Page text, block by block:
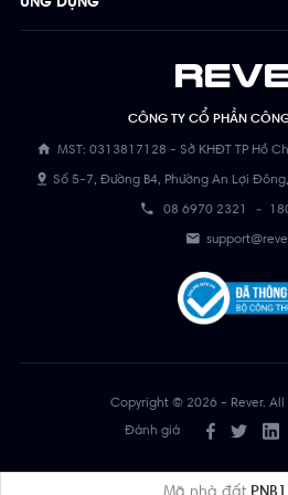
CÔNG TY CỔ PHẦN CÔNG
MST: 0313817128 - Sở KHĐT TP Hồ
Số 5-7, Đường B4, Phường An Lợi Đông,
08 6970 2321 -
ỨNG DỤNG
Copyright © 2026 - Rever. All
Đánh giá